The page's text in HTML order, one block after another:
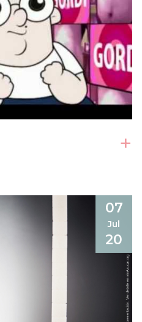
+
07
Jul
20